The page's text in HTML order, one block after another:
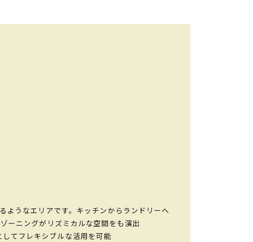
ようなエリアです。キッチンからランドリーへ
ーニングがリズミカルな空間をも演出
てフレキシブルな活用を可能